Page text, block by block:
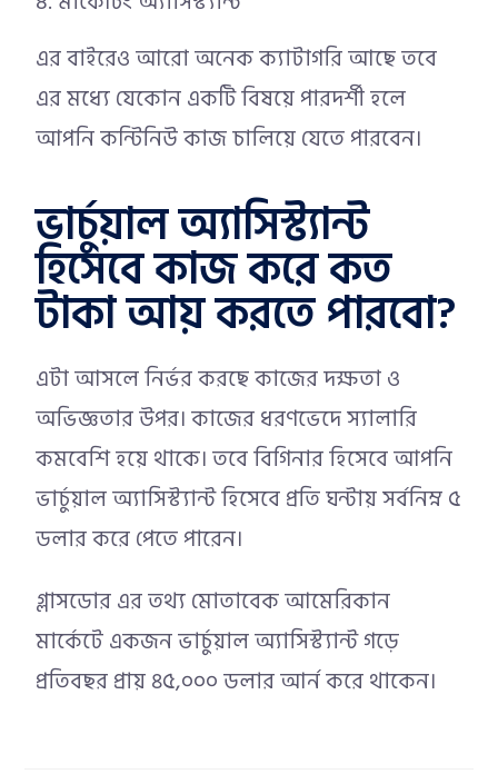
এর বাইরেও আরো অনেক ক্যাটাগরি আছে তবে
এর মধ্যে যেকোন একটি বিষয়ে পারদর্শী হলে
আপনি কন্টিনিউ কাজ চালিয়ে যেতে পারবেন।
ভার্চুয়াল অ্যাসিস্ট্যান্ট
হিসেবে কাজ করে কত
টাকা আয় করতে পারবো?
এটা আসলে নির্ভর করছে কাজের দক্ষতা ও
অভিজ্ঞতার উপর। কাজের ধরণভেদে স্যালারি
কমবেশি হয়ে থাকে। তবে বিগিনার হিসেবে আপনি
ভার্চুয়াল অ্যাসিস্ট্যান্ট হিসেবে প্রতি ঘন্টায় সর্বনিম্ন ৫
ডলার করে পেতে পারেন।
গ্লাসডোর এর তথ্য মোতাবেক আমেরিকান
মার্কেটে একজন ভার্চুয়াল অ্যাসিস্ট্যান্ট গড়ে
প্রতিবছর প্রায় ৪৫,০০০ ডলার আর্ন করে থাকেন।